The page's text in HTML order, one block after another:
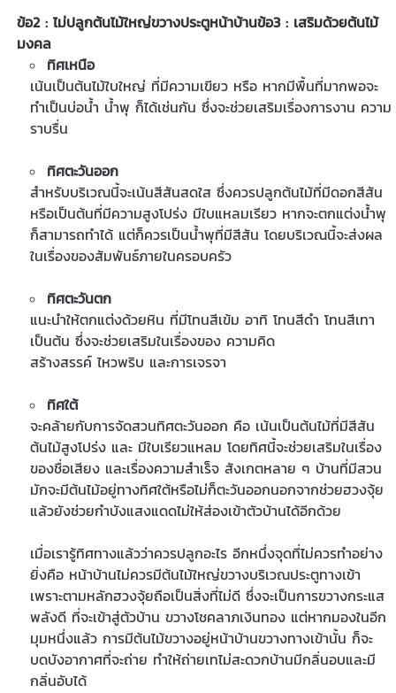
ข้อ2 : ไม่ปลูกต้นไม้ใหญ่ขวางประตูหน้าบ้านข้อ3 : เสริมด้วยต้นไม้
มงคล
ทิศเหนือ
เน้นเป็นต้นไม้ใบใหญ่ ที่มีความเขียว หรือ หากมีพื้นที่มากพอจะ
ทำเป็นบ่อน้ำ น้ำพุ ก็ได้เช่นกัน ซึ่งจะช่วยเสริมเรื่องการงาน ความ
ราบรื่น
ทิศตะวันออก
สำหรับบริเวณนี้จะเน้นสีสันสดใส ซึ่งควรปลูกต้นไม้ที่มีดอกสีสัน
หรือเป็นต้นที่มีความสูงโปร่ง มีใบแหลมเรียว หากจะตกแต่งน้ำพุ
ก็สามารถทำได้ แต่ก็ควรเป็นน้ำพุที่มีสีสัน โดยบริเวณนี้จะส่งผล
ในเรื่องของสัมพันธ์ภายในครอบครัว
ทิศตะวันตก
แนะนำให้ตกแต่งด้วยหิน ที่มีโทนสีเข้ม อาทิ โทนสีดำ โทนสีเทา
เป็นต้น ซึ่งจะช่วยเสริมในเรื่องของ ความคิด
สร้างสรรค์ ไหวพริบ และการเจรจา
ทิศใต้
จะคล้ายกับการจัดสวนทิศตะวันออก คือ เน้นเป็นต้นไม้ที่มีสีสัน
ต้นไม้สูงโปร่ง และ มีใบเรียวแหลม โดยทิศนี้จะช่วยเสริมในเรื่อง
ของชื่อเสียง และเรื่องความสำเร็จ สังเกตหลาย ๆ บ้านที่มีสวน
มักจะมีต้นไม้อยู่ทางทิศใต้หรือไม่ก็ตะวันออกนอกจากช่วยฮวงจุ้ย
แล้วยังช่วยกำบังแสงแดดไม่ให้ส่องเข้าตัวบ้านได้อีกด้วย
เมื่อเรารู้ทิศทางแล้วว่าควรปลูกอะไร อีกหนึ่งจุดที่ไม่ควรทำอย่าง
ยิ่งคือ หน้าบ้านไม่ควรมีต้นไม้ใหญ่ขวางบริเวณประตูทางเข้า
เพราะตามหลักฮวงจุ้ยถือเป็นสิ่งที่ไม่ดี ซึ่งจะเป็นการขวางกระแส
พลังดี ที่จะเข้าสู่ตัวบ้าน ขวางโชคลาภเงินทอง แต่หากมองในอีก
มุมหนึ่งแล้ว การมีต้นไม้ขวางอยู่หน้าบ้านขวางทางเข้านั้น ก็จะ
บดบังอากาศที่จะถ่าย ทำให้ถ่ายเทไม่สะดวกบ้านมีกลิ่นอบและมี
กลิ่นอับได้